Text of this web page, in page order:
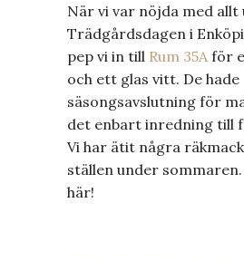
När vi var nöjda med allt
Trädgårdsdagen i
pep vi in till Rum 35A för
och ett glas vitt. De hade
säsongsavslutning för
det enbart inredning till
Vi har ätit några
ställen under
här!